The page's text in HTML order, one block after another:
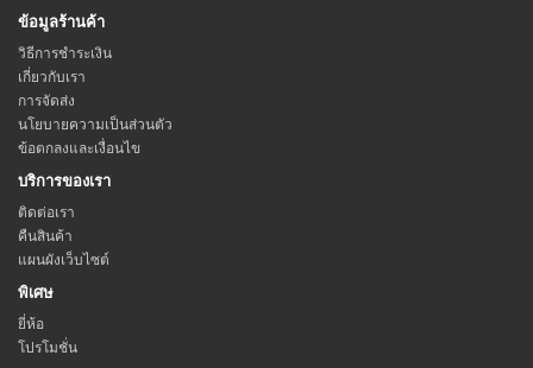
ข้อมูลร้านค้า
วิธีการชำระเงิน
เกี่ยวกับเรา
การจัดส่ง
นโยบายความเป็นส่วนตัว
ข้อตกลงและเงื่อนไข
บริการของเรา
ติดต่อเรา
คืนสินค้า
แผนผังเว็บไซต์
พิเศษ
ยี่ห้อ
โปรโมชั่น